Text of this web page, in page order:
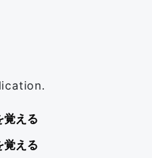
覚える
覚える